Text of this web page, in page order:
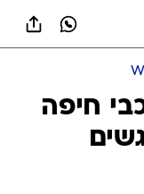
חיפה